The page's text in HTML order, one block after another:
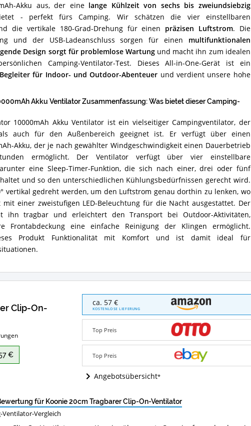
Akku aus, der eine lange Kühlzeit von sechs bis zweiundsiebzig
- perfekt fürs Camping. Wir schätzen die vier einstellbaren
die vertikale 180-Grad-Drehung für einen präzisen Luftstrom. Die
und der USB-Ladeanschluss sorgen für einen multifunktionalen
Design sorgt für problemlose Wartung und macht ihn zum idealen
Camping-Ventilator-Test. Dieses All-in-One-Gerät ist ein
für Indoor- und Outdoor-Abenteuer und verdient unsere hohe
Akku Ventilator Zusammenfassung: Was bietet dieser Camping-
10000mAh Akku Ventilator ist ein vielseitiger Campingventilator, der
auch für den Außenbereich geeignet ist. Er verfügt über einen
Akku, der je nach gewählter Windgeschwindigkeit einen Dauerbetrieb
ermöglicht. Der Ventilator verfügt über vier einstellbare
eine Sleep-Timer-Funktion, die sich nach einer, drei oder fünf
und so den unterschiedlichen Kühlungsbedürfnissen gerecht wird.
vertikal gedreht werden, um den Luftstrom genau dorthin zu lenken, wo
einer zweistufigen LED-Beleuchtung für die Nacht ausgestattet. Der
ihn tragbar und erleichtert den Transport bei Outdoor-Aktivitäten,
Frontabdeckung eine einfache Reinigung der Klingen ermöglicht.
Produkt Funktionalität mit Komfort und ist damit ideal für
Clip-On-
€
20cm
Tragbarer
On-
Ventilator
Angebote:
dieser
Ventilator
erhältlich?
ca. 57 €
KOSTENLOSE LIEFERUNG
Top Preis
Top Preis
Angebotsübersicht
für Koonie 20cm Tragbarer Clip-On-Ventilator
Ventilator-Vergleich